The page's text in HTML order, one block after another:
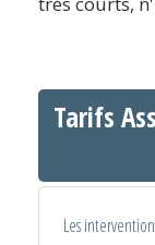
Tarifs
Les